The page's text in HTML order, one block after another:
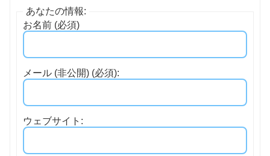
あなたの情報:
お名前 (必須)
メール (非公開) (必須):
ウェブサイト: